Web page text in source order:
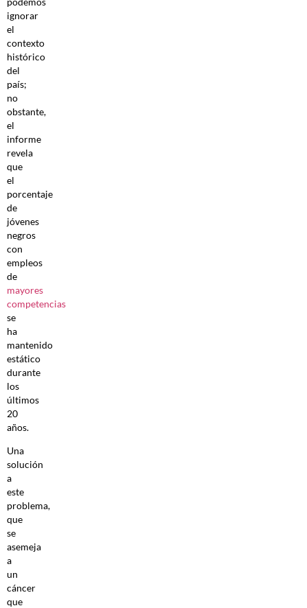
ignorar
el
contexto
histórico
del
país;
no
obstante,
el
informe
revela
que
el
porcentaje
de
jóvenes
negros
con
empleos
de
mayores
competencias
se
ha
mantenido
estático
durante
los
últimos
20
años.
Una
solución
a
este
problema,
que
se
asemeja
a
un
cáncer
que